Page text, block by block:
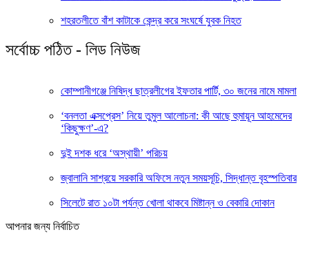
শহরতলীতে বাঁশ কাটাকে কেন্দ্র করে সংঘর্ষে যুবক নিহত
সর্বোচ্চ পঠিত - লিড নিউজ
কোম্পানীগঞ্জে নিষিদ্ধ ছাত্রলীগের ইফতার পার্টি, ৩০ জনের নামে মামলা
‘বনলতা এক্সপ্রেস’ নিয়ে তুমুল আলোচনা: কী আছে হুমায়ূন আহমেদের
‘কিছুক্ষণ’-এ?
দুই দশক ধরে ‘অস্থায়ী’ পরিচয়
জ্বালানি সাশ্রয়ে সরকারি অফিসে নতুন সময়সূচি, সিদ্ধান্ত বৃহস্পতিবার
সিলেটে রাত ১০টা পর্যন্ত খোলা থাকবে মিষ্টান্ন ও বেকারি দোকান
আপনার জন্য নির্বাচিত